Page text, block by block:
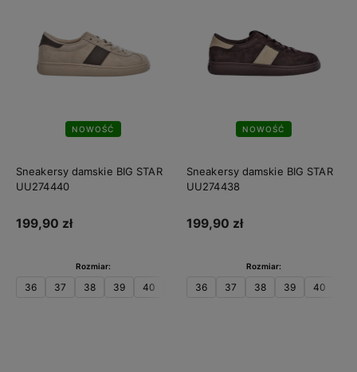
NOWOŚĆ
Sneakersy damskie BIG STAR
UU274440
199,90 zł
Rozmiar:
36 37 38 39 40
NOWOŚĆ
Sneakersy damskie BIG STAR
UU274438
199,90 zł
Rozmiar:
36 37 38 39 40